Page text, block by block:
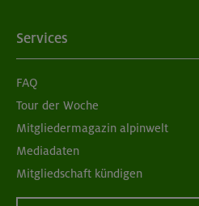
Services
FAQ
Tour der Woche
Mitgliedermagazin alpinwelt
Mediadaten
Mitgliedschaft kündigen